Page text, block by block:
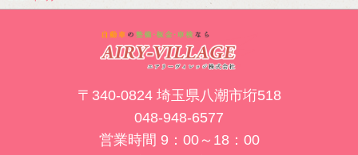
〒340-0824 埼玉県八潮市垳518
048-948-6577
営業時間 9：00～18：00